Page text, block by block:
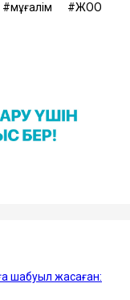
мұғалім
ЖОО